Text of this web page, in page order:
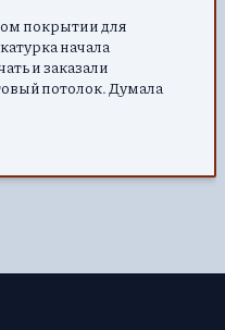
покрытии для
начала
и заказали
потолок. Думала
как новый.